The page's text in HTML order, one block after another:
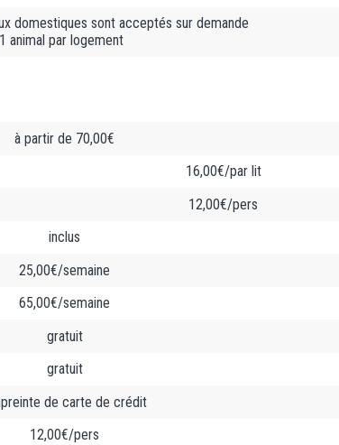
domestiques sont acceptés sur demande
animal par logement
à partir de 70,00€
16,00€/par lit
12,00€/pers
inclus
25,00€/semaine
65,00€/semaine
gratuit
gratuit
de carte de crédit
12,00€/pers